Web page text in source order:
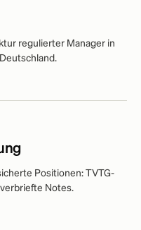
regulierter Manager in
Positionen: TVTG-
Notes.